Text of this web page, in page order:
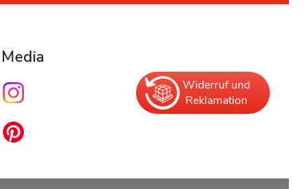
Widerruf und
Reklamation